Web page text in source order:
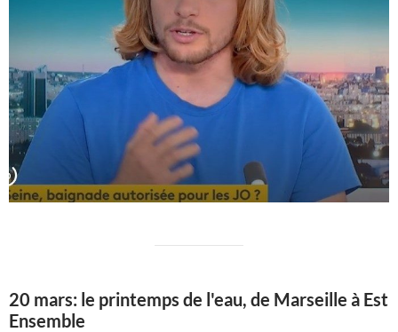
20 mars: le printemps de l'eau, de Marseille à Est
Ensemble